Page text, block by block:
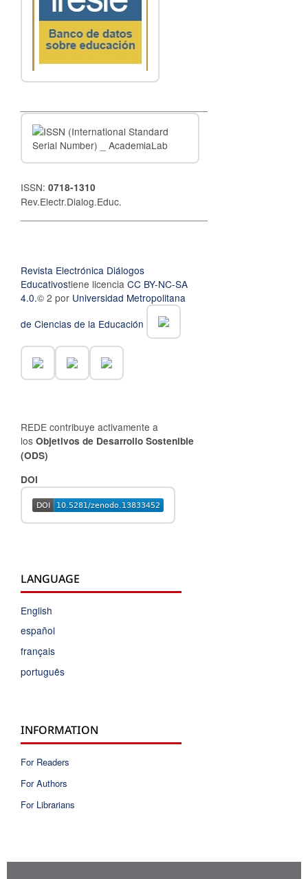
ISSN: 0718-1310
Rev.Electr.Dialog.Educ.
Revista Electrónica Diálogos
Educativostiene licencia CC BY-NC-SA
4.0.© 2 por Universidad Metropolitana
de Ciencias de la Educación
REDE contribuye activamente a
los Objetivos de Desarrollo Sostenible
(ODS)
DOI
LANGUAGE
English
español
français
português
INFORMATION
For Readers
For Authors
For Librarians